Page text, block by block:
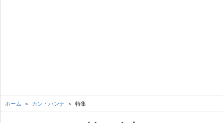
ホーム カン・ハンナ 特集